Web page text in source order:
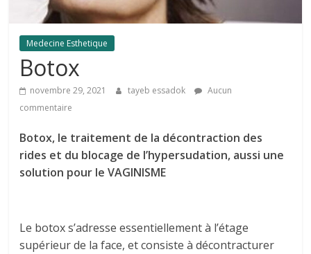
Medecine Esthetique
Botox
novembre 29, 2021 tayeb essadok
Aucun
commentaire
Botox, le traitement de la décontraction des
rides et du blocage de l’hypersudation, aussi une
solution pour le VAGINISME
Le botox s’adresse essentiellement à l’étage
supérieur de la face, et consiste à décontracturer